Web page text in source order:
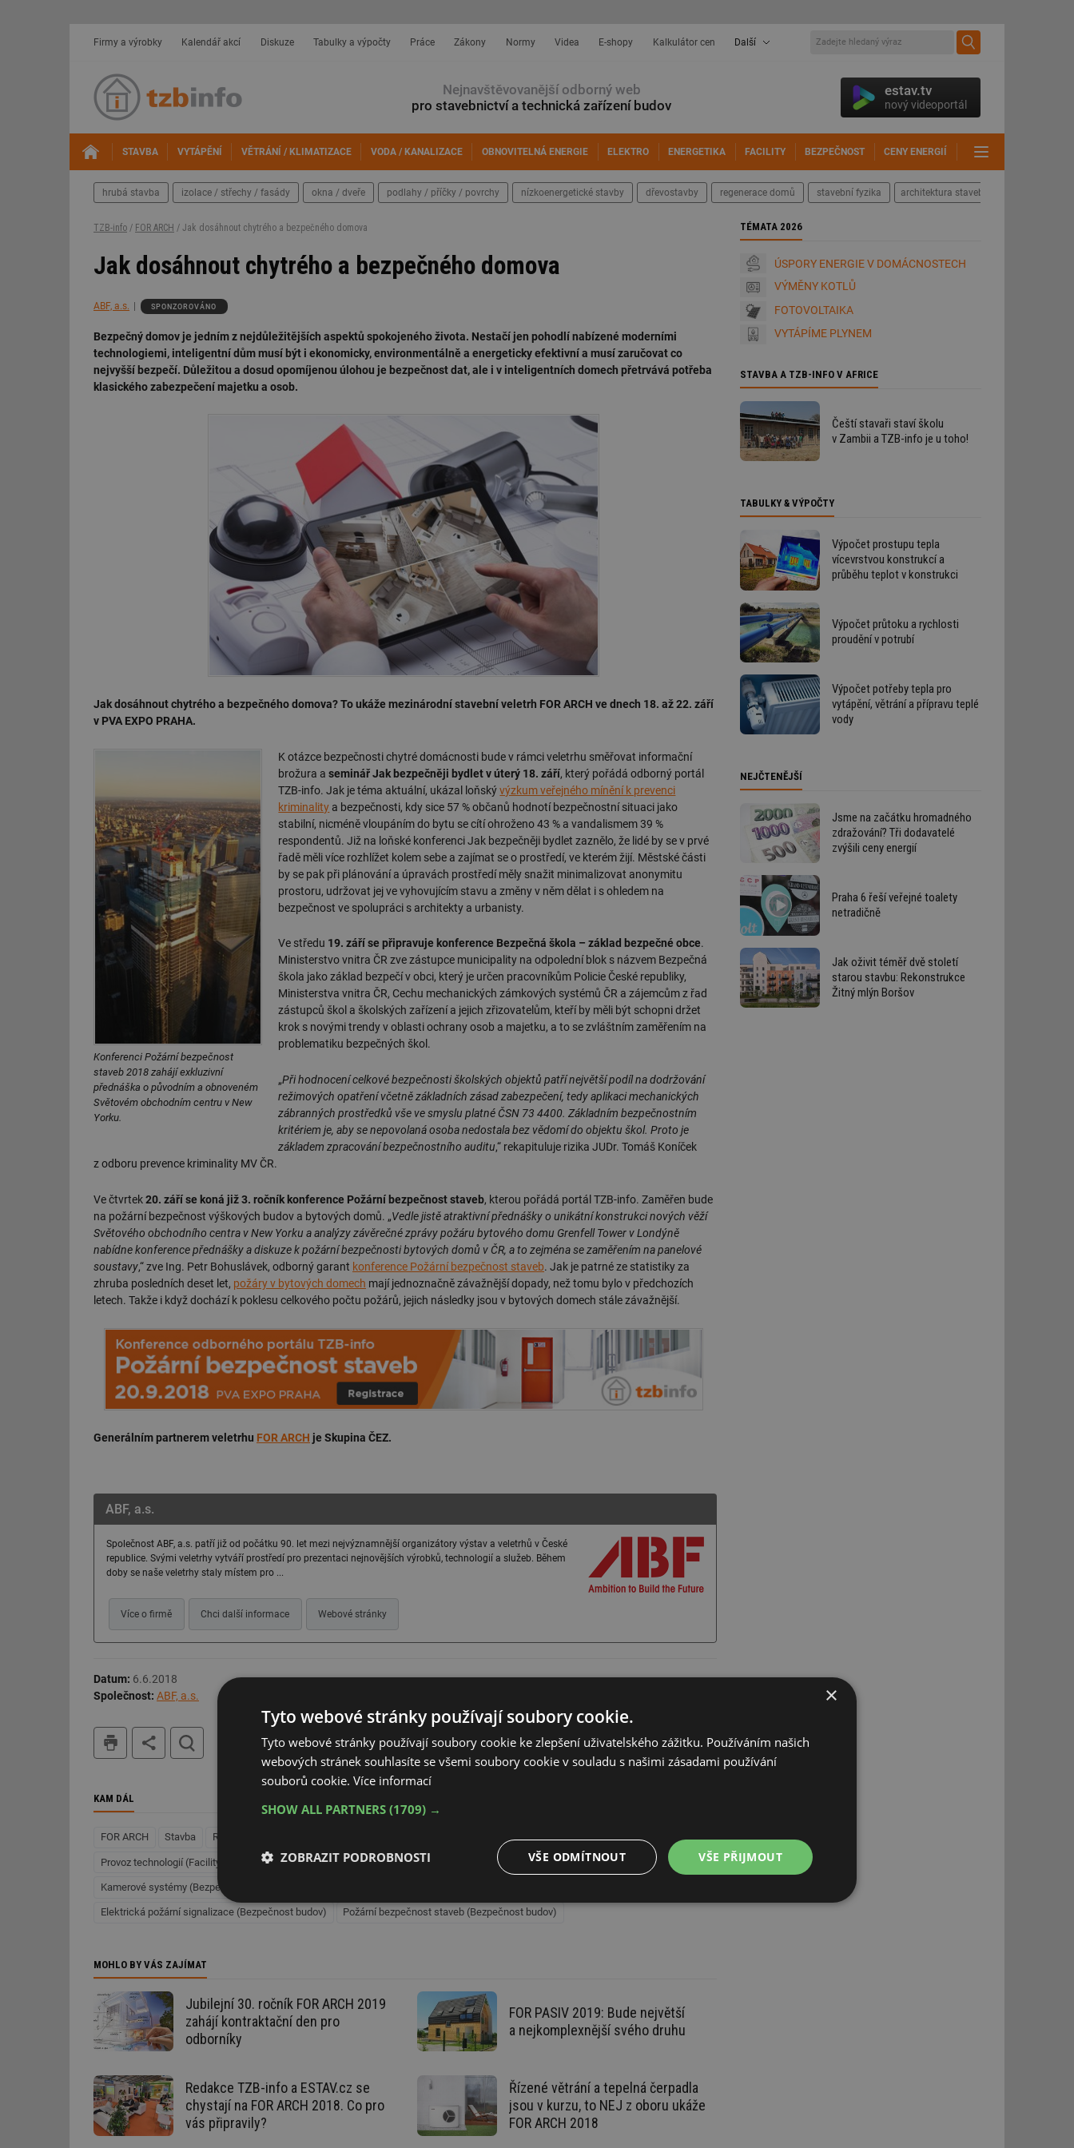
Firmy a výrobky Kalendář akcí Diskuze Tabulky a výpočty Práce Zákony Normy Videa E-shopy Kalkulátor cen Další
Nejnavštěvovanější odborný web
pro stavebnictví a technická zařízení budov
estav.tv
nový videoportál
STAVBA VYTÁPĚNÍ VĚTRÁNÍ / KLIMATIZACE VODA / KANALIZACE OBNOVITELNÁ ENERGIE ELEKTRO ENERGETIKA FACILITY BEZPEČNOST CENY ENERGIÍ
hrubá stavba izolace / střechy / fasády okna / dveře podlahy / příčky / povrchy nízkoenergetické stavby dřevostavby regenerace domů stavební fyzika architektura staveb
TZB-info / FOR ARCH / Jak dosáhnout chytrého a bezpečného domova
Jak dosáhnout chytrého a bezpečného domova
ABF, a.s. SPONZOROVÁNO
Bezpečný domov je jedním z nejdůležitějších aspektů spokojeného života. Nestačí jen pohodlí nabízené moderními
technologiemi, inteligentní dům musí být i ekonomicky, environmentálně a energeticky efektivní a musí zaručovat co
nejvyšší bezpečí. Důležitou a dosud opomíjenou úlohou je bezpečnost dat, ale i v inteligentních domech přetrvává potřeba
klasického zabezpečení majetku a osob.
Jak dosáhnout chytrého a bezpečného domova? To ukáže mezinárodní stavební veletrh FOR ARCH ve dnech 18. až 22. září
v PVA EXPO PRAHA.
Konferenci Požární bezpečnost
staveb 2018 zahájí exkluzivní
přednáška o původním a obnoveném
Světovém obchodním centru v New
Yorku.
K otázce bezpečnosti chytré domácnosti bude v rámci veletrhu směřovat informační
brožura aseminář Jak bezpečněji bydlet v úterý 18. září, který pořádá odborný portál
TZB-info. Jak je téma aktuální, ukázal loňskývýzkum veřejného mínění k prevenci
kriminalitya bezpečnosti, kdy sice 57 % občanů hodnotí bezpečnostní situaci jako
stabilní, nicméně vloupáním do bytu se cítí ohroženo 43 % a vandalismem 39 %
respondentů. Již na loňské konferenci Jak bezpečněji bydlet zaznělo, že lidé by se v prvé
řadě měli více rozhlížet kolem sebe a zajímat se o prostředí, ve kterém žijí. Městské části
by se pak při plánování a úpravách prostředí měly snažit minimalizovat anonymitu
prostoru, udržovat jej ve vyhovujícím stavu a změny v něm dělat i s ohledem na
bezpečnost ve spolupráci s architekty a urbanisty.
Ve středu 19. září se připravuje konference Bezpečná škola – základ bezpečné obce.
Ministerstvo vnitra ČR zve zástupce municipality na odpolední blok s názvem Bezpečná
škola jako základ bezpečí v obci, který je určen pracovníkům Policie České republiky,
Ministerstva vnitra ČR, Cechu mechanických zámkových systémů ČR a zájemcům z řad
zástupců škol a školských zařízení a jejich zřizovatelům, kteří by měli být schopni držet
krok s novými trendy v oblasti ochrany osob a majetku, a to se zvláštním zaměřením na
problematiku bezpečných škol.
„Při hodnocení celkové bezpečnosti školských objektů patří největší podíl na dodržování
režimových opatření včetně základních zásad zabezpečení, tedy aplikaci mechanických
zábranných prostředků vše ve smyslu platné ČSN 73 4400. Základním bezpečnostním
kritériem je, aby se nepovolaná osoba nedostala bez vědomí do objektu škol. Proto je
základem zpracování bezpečnostního auditu,“ rekapituluje rizika JUDr. Tomáš Koníček
z odboru prevence kriminality MV ČR.
Ve čtvrtek20. září se koná již 3. ročník konference Požární bezpečnost staveb, kterou pořádá portál TZB-info. Zaměřen bude
na požární bezpečnost výškových budov a bytových domů. „Vedle jistě atraktivní přednášky o unikátní konstrukci nových věží
Světového obchodního centra v New Yorku a analýzy závěrečné zprávy požáru bytového domu Grenfell Tower v Londýně
nabídne konference přednášky a diskuze k požární bezpečnosti bytových domů v ČR, a to zejména se zaměřením na panelové
soustavy,“ zve Ing. Petr Bohuslávek, odborný garant konference Požární bezpečnost staveb. Jak je patrné ze statistiky za
zhruba posledních deset let, požáry v bytových domech mají jednoznačně závažnější dopady, než tomu bylo v předchozích
letech. Takže i když dochází k poklesu celkového počtu požárů, jejich následky jsou v bytových domech stále závažnější.
Generálním partnerem veletrhu FOR ARCH je Skupina ČEZ.
ABF, a.s.
Společnost ABF, a.s. patří již od počátku 90. let mezi nejvýznamnější organizátory výstav a veletrhů v České
republice. Svými veletrhy vytváří prostředí pro prezentaci nejnovějších výrobků, technologií a služeb. Během
doby se naše veletrhy staly místem pro ...
Více o firmě Chci další informace Webové stránky
Datum: 6.6.2018
Společnost: ABF, a.s.
tisk
KAM DÁL
FOR ARCH Stavba Regenerace domů Inteligentní budovy (Elektrotechnika) Facility management
Provoz technologií (Facility management) Bezpečnost budov Poplachové a zabezpečovací systémy (Bezpečnost budov)
Kamerové systémy (Bezpečnost budov)
Elektrická požární signalizace (Bezpečnost budov) Požární bezpečnost staveb (Bezpečnost budov)
MOHLO BY VÁS ZAJÍMAT
Jubilejní 30. ročník FOR ARCH 2019
zahájí kontraktační den pro
odborníky
FOR PASIV 2019: Bude největší
a nejkomplexnější svého druhu
Redakce TZB-info a ESTAV.cz se
chystají na FOR ARCH 2018. Co pro
vás připravily?
Řízené větrání a tepelná čerpadla
jsou v kurzu, to NEJ z oboru ukáže
FOR ARCH 2018
TÉMATA 2026
ÚSPORY ENERGIE V DOMÁCNOSTECH
VÝMĚNY KOTLŮ
FOTOVOLTAIKA
VYTÁPÍME PLYNEM
STAVBA A TZB-INFO V AFRICE
Čeští stavaři staví školu
v Zambii a TZB-info je u toho!
TABULKY & VÝPOČTY
Výpočet prostupu tepla
vícevrstvou konstrukcí a
průběhu teplot v konstrukci
Výpočet průtoku a rychlosti
proudění v potrubí
Výpočet potřeby tepla pro
vytápění, větrání a přípravu teplé
vody
NEJČTENĚJŠÍ
Jsme na začátku hromadného
zdražování? Tři dodavatelé
zvýšili ceny energií
Praha 6 řeší veřejné toalety
netradičně
Jak oživit téměř dvě století
starou stavbu: Rekonstrukce
Žitný mlýn Boršov
×
Tyto webové stránky používají soubory cookie.
Tyto webové stránky používají soubory cookie ke zlepšení uživatelského zážitku. Používáním našich
webových stránek souhlasíte se všemi soubory cookie v souladu s našimi zásadami používání
souborů cookie. Více informací
SHOW ALL PARTNERS (1709) →
VŠE PŘIJMOUT
VŠE ODMÍTNOUT
ZOBRAZIT PODROBNOSTI
Nezbytně nutné
soubory
Výkonové
soubory
Soubory cílení Funkční soubory
Nezařazené
Nezbytně nutné soubory Výkonové soubory Soubory cílení Funkční soubory
stránky nelze bez nezbytně nutných souborů cookie správně používat.
Název
Doména
Vyprší Popis
.forum.tzb-
Zavřením